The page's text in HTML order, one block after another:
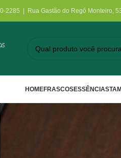
2285 | Rua Gastão do Regô Monteiro,
HOMEFRASCOSESSÊNCIAS